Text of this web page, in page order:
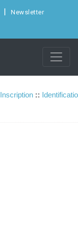
Newsletter
Inscription ::